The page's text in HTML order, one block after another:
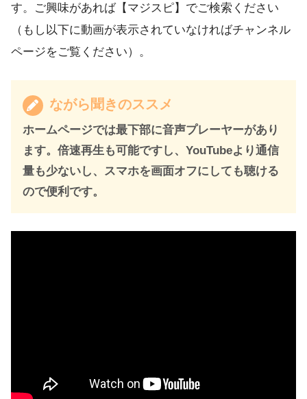
す。ご興味があれば【マジスピ】でご検索ください
（もし以下に動画が表示されていなければチャンネル
ページをご覧ください）。
ながら聞きのススメ
ホームページでは最下部に音声プレーヤーがあり
ます。倍速再生も可能ですし、YouTubeより通信
量も少ないし、スマホを画面オフにしても聴ける
ので便利です。